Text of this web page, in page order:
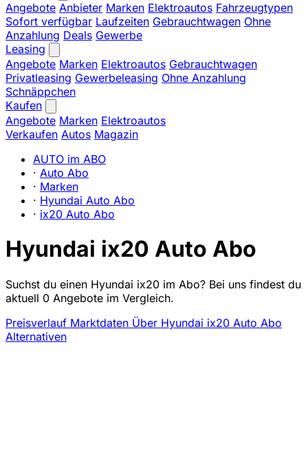
Angebote Anbieter Marken Elektroautos Fahrzeugtypen
Sofort verfügbar Laufzeiten Gebrauchtwagen Ohne
Anzahlung Deals Gewerbe
Leasing
Angebote Marken Elektroautos Gebrauchtwagen
Privatleasing Gewerbeleasing Ohne Anzahlung
Schnäppchen
Kaufen
Angebote Marken Elektroautos
Verkaufen Autos Magazin
AUTO im ABO
· Auto Abo
· Marken
· Hyundai Auto Abo
· ix20 Auto Abo
Hyundai ix20 Auto Abo
Suchst du einen Hyundai ix20 im Abo? Bei uns findest du
aktuell 0 Angebote im Vergleich.
Preisverlauf Marktdaten Über Hyundai ix20 Auto Abo
Alternativen